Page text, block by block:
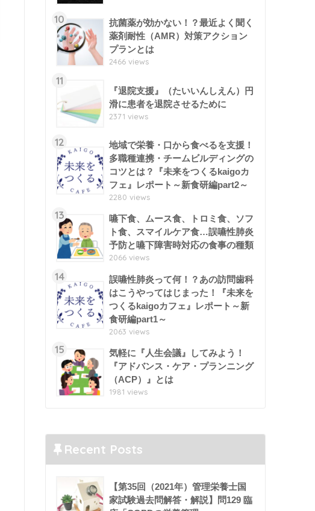
10
抗菌薬が効かない！？最近よく聞く
薬剤耐性（AMR）対策アクション
プランとは
2466 views
11
『退院支援』（たいいんしえん）円
滑に患者を退院させるために
2371 views
12
地域で栄養・口から食べるを支援！
多職種連携・チームビルディングの
コツとは？『未来をつくるkaigoカ
フェ』レポート～新食研編part2～
2280 views
13
嚥下食、ムース食、トロミ食、ソフ
ト食、スマイルケア食…誤嚥性肺炎
予防と嚥下障害時対応の食事の種類
2066 views
14
誤嚥性肺炎って何！？あの訪問歯科
はこうやってはじまった！『未来を
つくるkaigoカフェ』レポート～新
食研編part1～
2063 views
15
気軽に『人生会議』してみよう！
『アドバンス・ケア・プランニング
（ACP）』とは
1981 views
Recent Posts
【第35回（2021年）管理栄養士国
家試験過去問解答・解説】問129 臨